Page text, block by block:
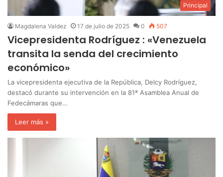
Principal
Magdalena Valdez 17 de julio de 2025 0 507
Vicepresidenta Rodríguez : «Venezuela
transita la senda del crecimiento
económico»
La vicepresidenta ejecutiva de la República, Delcy Rodríguez,
destacó durante su intervención en la 81ª Asamblea Anual de
Fedecámaras que…
Leer más »